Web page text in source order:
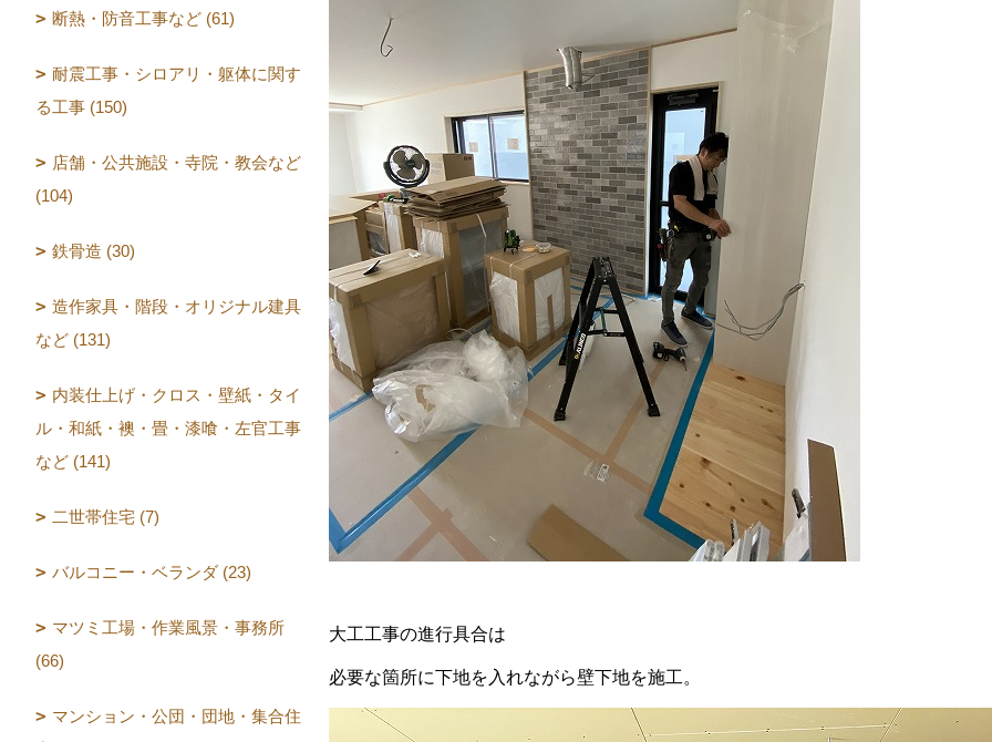
大工工事の進行具合は
必要な箇所に下地を入れながら壁下地を施工。
断熱・防音工事など (61)
耐震工事・シロアリ・躯体に関す
る工事 (150)
店舗・公共施設・寺院・教会など
(104)
鉄骨造 (30)
造作家具・階段・オリジナル建具
など (131)
内装仕上げ・クロス・壁紙・タイ
ル・和紙・襖・畳・漆喰・左官工事
など (141)
二世帯住宅 (7)
バルコニー・ベランダ (23)
マツミ工場・作業風景・事務所
(66)
マンション・公団・団地・集合住